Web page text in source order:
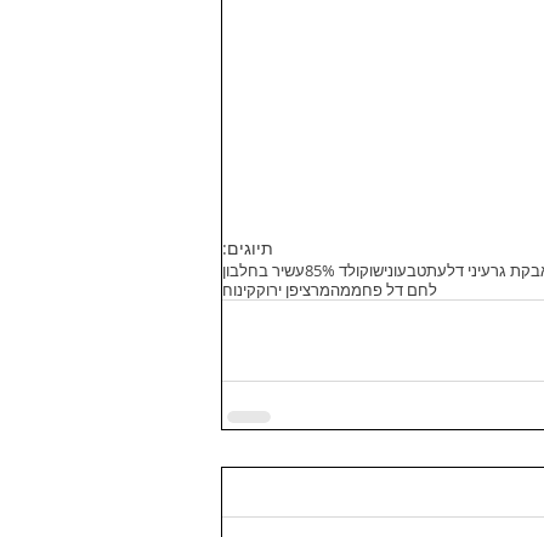
תיוגים:
גרעיני דלעתטבעונישוקולד 85%
עשיר בחלבון
לחם דל פחממהמרציפן ירוקקינוח